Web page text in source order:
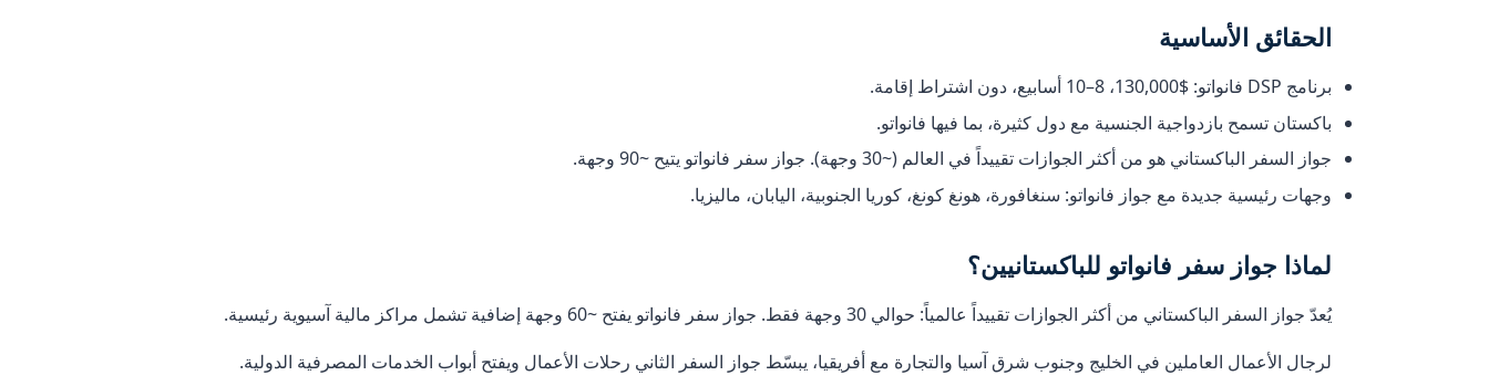
الحقائق الأساسية
برنامج DSP فانواتو: $130,000، 8–10 أسابيع، دون اشتراط إقامة.
باكستان تسمح بازدواجية الجنسية مع دول كثيرة، بما فيها فانواتو.
جواز السفر الباكستاني هو من أكثر الجوازات تقييداً في العالم (~30 وجهة). جواز سفر فانواتو يتيح ~90 وجهة.
وجهات رئيسية جديدة مع جواز فانواتو: سنغافورة، هونغ كونغ، كوريا الجنوبية، اليابان، ماليزيا.
لماذا جواز سفر فانواتو للباكستانيين؟
يُعدّ جواز السفر الباكستاني من أكثر الجوازات تقييداً عالمياً: حوالي 30 وجهة فقط. جواز سفر فانواتو يفتح ~60 وجهة إضافية تشمل مراكز مالية آسيوية رئيسية.
لرجال الأعمال العاملين في الخليج وجنوب شرق آسيا والتجارة مع أفريقيا، يبسّط جواز السفر الثاني رحلات الأعمال ويفتح أبواب الخدمات المصرفية الدولية.